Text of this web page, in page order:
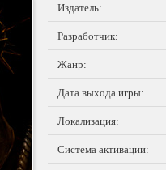
Издатель:
Разработчик:
Жанр:
Дата выхода игры:
Локализация:
Система активации: